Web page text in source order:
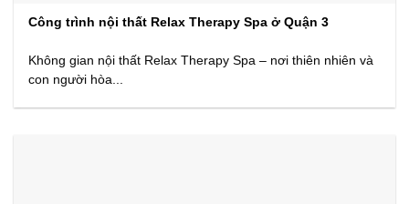
Công trình nội thất Relax Therapy Spa ở Quận 3
Không gian nội thất Relax Therapy Spa – nơi thiên nhiên và
con người hòa...